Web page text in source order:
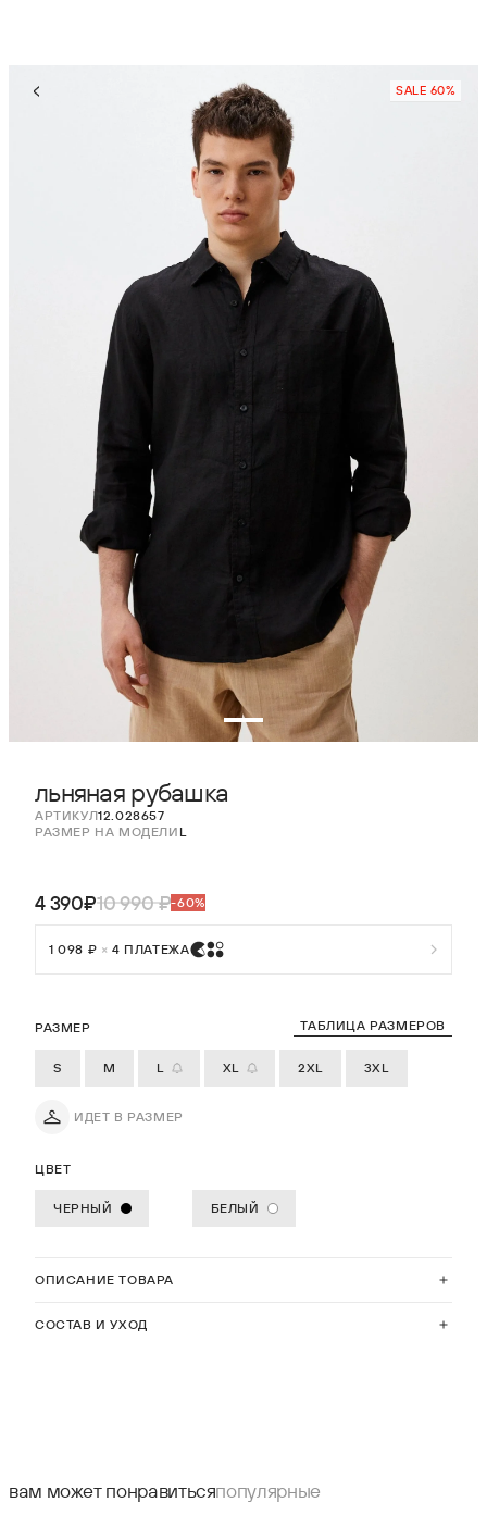
SALE 60%
льняная рубашка
АРТИКУЛ12.028657
РАЗМЕР НА МОДЕЛИ L
ОПИСАНИЕ ТОВАРА
СОСТАВ И УХОД
РАЗМЕР ТАБЛИЦА РАЗМЕРОВ
S M L XL 2XL 3XL
ИДЕТ В РАЗМЕР
ЦВЕТ
ЧЕРНЫЙ БЕЛЫЙ
4 390₽10 990 ₽-60%
1 098 ₽ × 4 ПЛАТЕЖА
вам может понравитьсяпопулярные